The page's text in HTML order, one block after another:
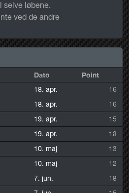
selve løbene.
ved de andre
Dato Point
18. apr.
16
18. apr.
16
19. apr.
15
19. apr.
18
10. maj
13
10. maj
12
7. jun.
18